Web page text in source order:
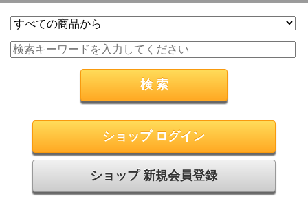
ショップ ログイン
ショップ 新規会員登録